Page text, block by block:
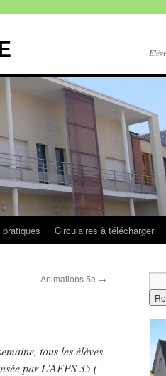
Circulaires à télécharger
Animations 5e →
tous les élèves
par L’AFPS 35 (